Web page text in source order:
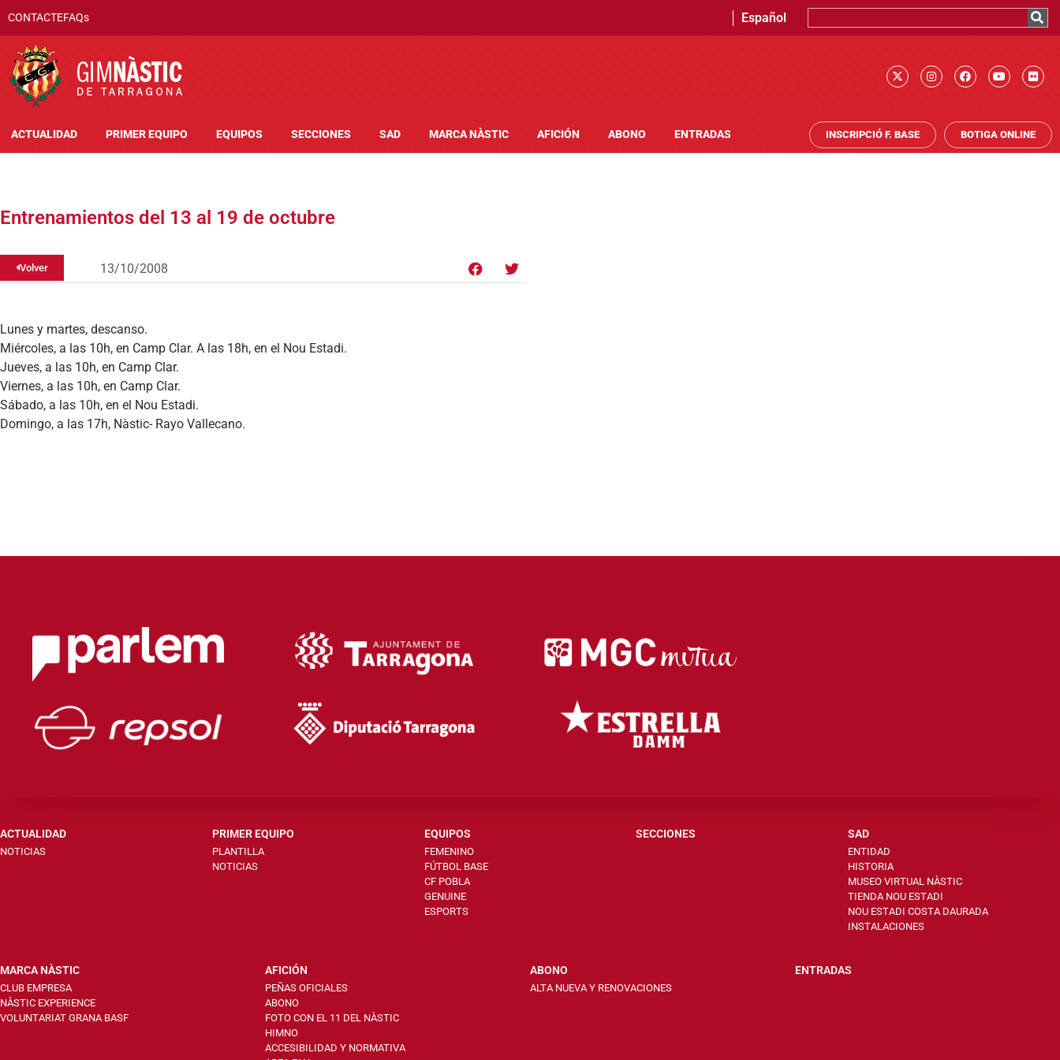
CONTACTEFAQs Español
ACTUALIDAD PRIMER EQUIPO EQUIPOS SECCIONES SAD MARCA NÀSTIC AFICIÓN ABONO ENTRADAS INSCRIPCIÓ F. BASE BOTIGA ONLINE
Entrenamientos del 13 al 19 de octubre
Volver 13/10/2008
Lunes y martes, descanso.
Miércoles, a las 10h, en Camp Clar. A las 18h, en el Nou Estadi.
Jueves, a las 10h, en Camp Clar.
Viernes, a las 10h, en Camp Clar.
Sábado, a las 10h, en el Nou Estadi.
Domingo, a las 17h, Nàstic- Rayo Vallecano.
ACTUALIDAD
NOTICIAS
PRIMER EQUIPO
PLANTILLA
NOTICIAS
EQUIPOS
FEMENINO
FÚTBOL BASE
CF POBLA
GENUINE
ESPORTS
SECCIONES SAD
ENTIDAD
HISTORIA
MUSEO VIRTUAL NÀSTIC
TIENDA NOU ESTADI
NOU ESTADI COSTA DAURADA
INSTALACIONES
MARCA NÀSTIC
CLUB EMPRESA
NÀSTIC EXPERIENCE
VOLUNTARIAT GRANA BASF
AFICIÓN
PEÑAS OFICIALES
ABONO
FOTO CON EL 11 DEL NÀSTIC
HIMNO
ACCESIBILIDAD Y NORMATIVA
ABONO
ALTA NUEVA Y RENOVACIONES
ENTRADAS